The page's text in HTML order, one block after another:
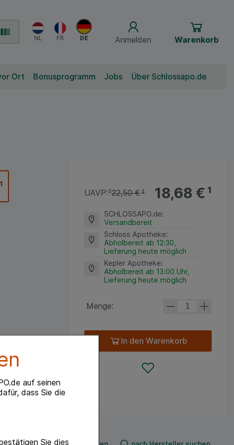
auf seinen
dass Sie die
Sie dies
Anmelden Warenkorb
Ort Bonusprogramm Jobs Über Schlossapo.de
¹ 18,68 €¹
UAVP:²22,50 €²
SCHLOSSAPO.de:
Versandbereit
Schloss Apotheke:
Abholbereit ab 12:30,
Lieferung heute möglich
Kepler Apotheke:
Abholbereit ab 13:00 Uhr,
Lieferung heute möglich
Menge:
In den Warenkorb